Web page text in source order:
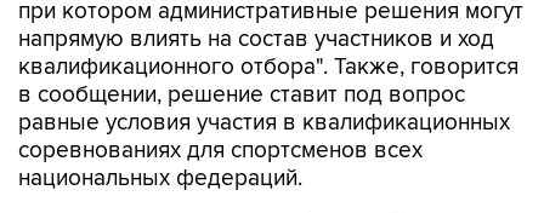
при котором административные решения могут
напрямую влиять на состав участников и ход
квалификационного отбора". Также, говорится
в сообщении, решение ставит под вопрос
равные условия участия в квалификационных
соревнованиях для спортсменов всех
национальных федераций.